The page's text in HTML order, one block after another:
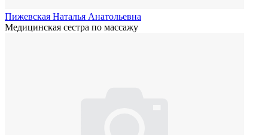
Пижевская Наталья Анатольевна
Медицинская сестра по массажу